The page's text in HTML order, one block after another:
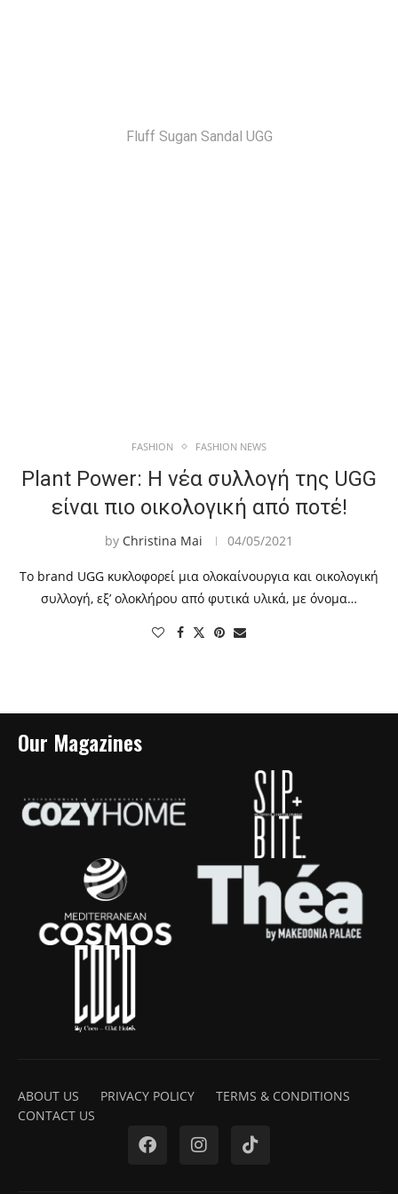
Fluff Sugan Sandal UGG
FASHION FASHION NEWS
Plant Power: Η νέα συλλογή της UGG
είναι πιο οικολογική από ποτέ!
by Christina Mai 04/05/2021
Το brand UGG κυκλοφορεί μια ολοκαίνουργια και οικολογική
συλλογή, εξ’ ολοκλήρου από φυτικά υλικά, με όνομα…
Our Magazines
ABOUT US PRIVACY POLICY
TERMS & CONDITIONS
CONTACT US